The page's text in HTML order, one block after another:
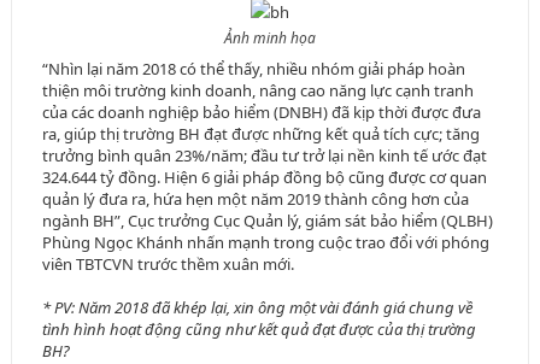
Ảnh minh họa
“Nhìn lại năm 2018 có thể thấy, nhiều nhóm giải pháp hoàn
thiện môi trường kinh doanh, nâng cao năng lực cạnh tranh
của các doanh nghiệp bảo hiểm (DNBH) đã kịp thời được đưa
ra, giúp thị trường BH đạt được những kết quả tích cực; tăng
trưởng bình quân 23%/năm; đầu tư trở lại nền kinh tế ước đạt
324.644 tỷ đồng. Hiện 6 giải pháp đồng bộ cũng được cơ quan
quản lý đưa ra, hứa hẹn một năm 2019 thành công hơn của
ngành BH”, Cục trưởng Cục Quản lý, giám sát bảo hiểm (QLBH)
Phùng Ngọc Khánh nhấn mạnh trong cuộc trao đổi với phóng
viên TBTCVN trước thềm xuân mới.
* PV: Năm 2018 đã khép lại, xin ông một vài đánh giá chung về
tình hình hoạt động cũng như kết quả đạt được của thị trường
BH?